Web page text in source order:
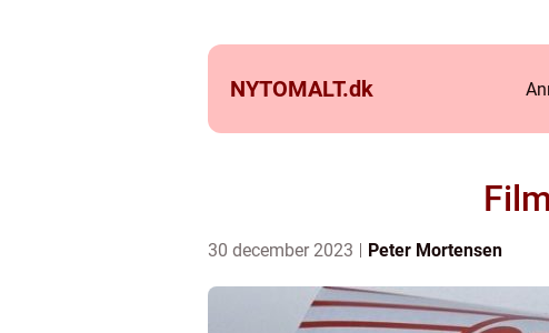
NYTOMALT.dk
30 december 2023 Peter Mortensen